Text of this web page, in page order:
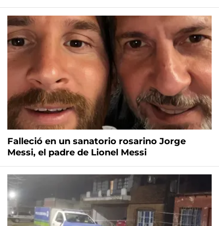
Falleció en un sanatorio rosarino Jorge
Messi, el padre de Lionel Messi